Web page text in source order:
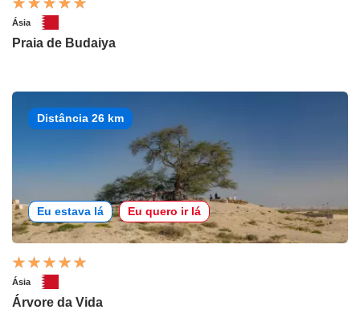
Ásia
Praia de Budaiya
Distância 26 km
Eu estava lá Eu quero ir lá
Ásia
Árvore da Vida